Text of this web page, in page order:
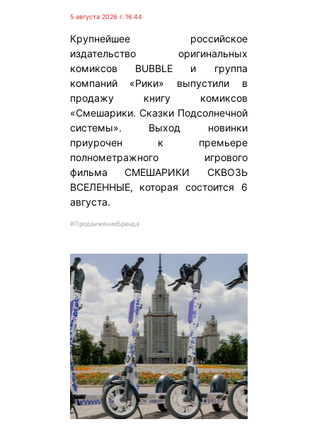
5 августа 2026 г. 16:44
Крупнейшее российское
издательство оригинальных
комиксов BUBBLE и группа
компаний «Рики» выпустили в
продажу книгу комиксов
«Смешарики. Сказки Подсолнечной
системы». Выход новинки
приурочен к премьере
полнометражного игрового
фильма СМЕШАРИКИ СКВОЗЬ
ВСЕЛЕННЫЕ, которая состоится 6
августа.
#ПродвижениеБренда